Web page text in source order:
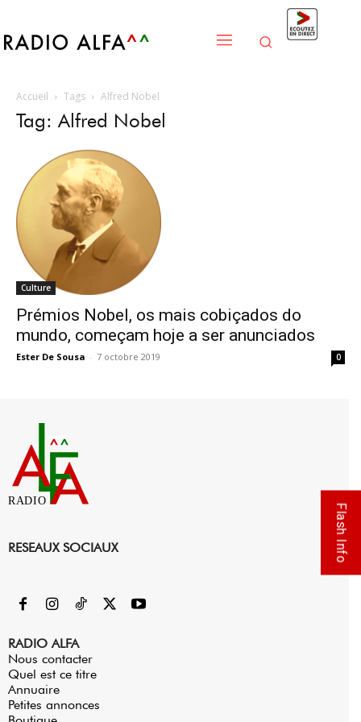
Accueil Tags Alfred Nobel
Tag: Alfred Nobel
Culture
Prémios Nobel, os mais cobiçados do
mundo, começam hoje a ser anunciados
Ester De Sousa - 7 octobre 2019 0
RADIO
RESEAUX SOCIAUX
RADIO ALFA
Nous contacter
Quel est ce titre
Annuaire
Petites annonces
Flash Info